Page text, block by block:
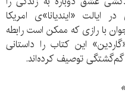
«ایندیانا»ی امریکا
با رازی که ممکن است رابطه
این کتاب را داستانی
گم‌گشتگی توصیف کرده‌اند.